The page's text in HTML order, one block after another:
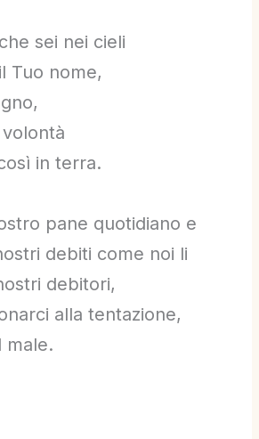
sei nei cieli
Tuo nome,
in terra.
pane quotidiano e
debiti come noi li
debitori,
alla tentazione,
male.